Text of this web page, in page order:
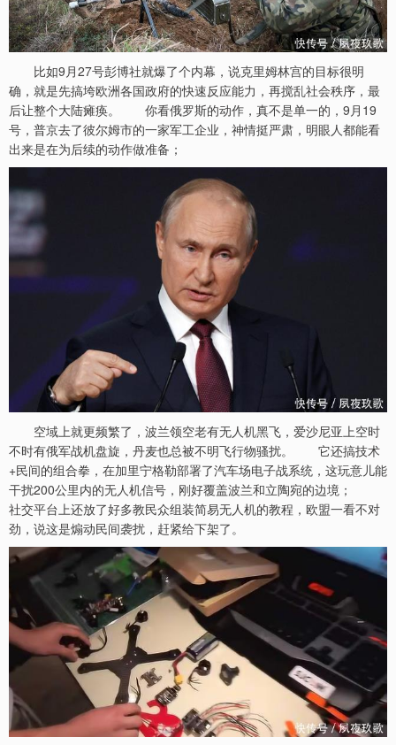
比如9月27号彭博社就爆了个内幕，说克里姆林宫的目标很明
确，就是先搞垮欧洲各国政府的快速反应能力，再搅乱社会秩序，最
后让整个大陆瘫痪。 你看俄罗斯的动作，真不是单一的，9月19
号，普京去了彼尔姆市的一家军工企业，神情挺严肃，明眼人都能看
出来是在为后续的动作做准备；
空域上就更频繁了，波兰领空老有无人机黑飞，爱沙尼亚上空时
不时有俄军战机盘旋，丹麦也总被不明飞行物骚扰。 它还搞技术
+民间的组合拳，在加里宁格勒部署了汽车场电子战系统，这玩意儿能
干扰200公里内的无人机信号，刚好覆盖波兰和立陶宛的边境；
社交平台上还放了好多教民众组装简易无人机的教程，欧盟一看不对
劲，说这是煽动民间袭扰，赶紧给下架了。